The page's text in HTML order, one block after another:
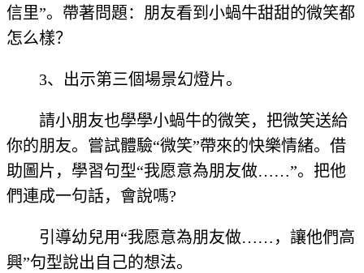
信里”。帶著問題：朋友看到小蝸牛甜甜的微笑都
怎么樣？
3、出示第三個場景幻燈片。
請小朋友也學學小蝸牛的微笑，把微笑送給
你的朋友。嘗試體驗“微笑”帶來的快樂情緒。借
助圖片，學習句型“我愿意為朋友做……”。把他
們連成一句話，會說嗎?
引導幼兒用“我愿意為朋友做……，讓他們高
興”句型說出自己的想法。